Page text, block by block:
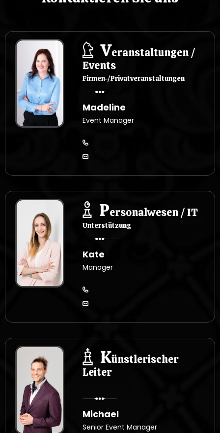
Veranstaltungen /
Events
Firmen-/Privatveranstaltungen
Madeline
Event Manager
Personalwesen / IT
Unterstützung
Kate
Manager
Künstlerischer
Leiter
Michael
Senior Event Manager